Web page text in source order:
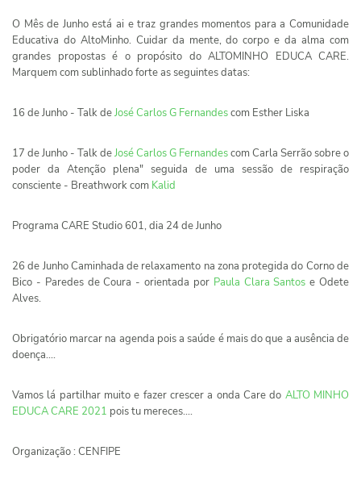
O Mês de Junho está ai e traz grandes momentos para a Comunidade
Educativa do AltoMinho. Cuidar da mente, do corpo e da alma com
grandes propostas é o propósito do ALTOMINHO EDUCA CARE.
Marquem com sublinhado forte as seguintes datas:
16 de Junho - Talk deJosé Carlos G Fernandescom Esther Liska
17 de Junho - Talk deJosé Carlos G Fernandescom Carla Serrão sobre o
poder da Atenção plena" seguida de uma sessão de respiração
consciente - Breathwork com Kalid
Programa CARE Studio 601, dia 24 de Junho
26 de Junho Caminhada de relaxamento na zona protegida do Corno de
Bico - Paredes de Coura - orientada por Paula Clara Santos e Odete
Alves.
Obrigatório marcar na agenda pois a saúde é mais do que a ausência de
doença....
Vamos lá partilhar muito e fazer crescer a onda Care do ALTO MINHO
EDUCA CARE 2021 pois tu mereces....
Organização : CENFIPE